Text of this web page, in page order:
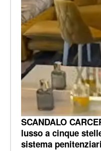
SCANDALO
lusso a cinque
sistema